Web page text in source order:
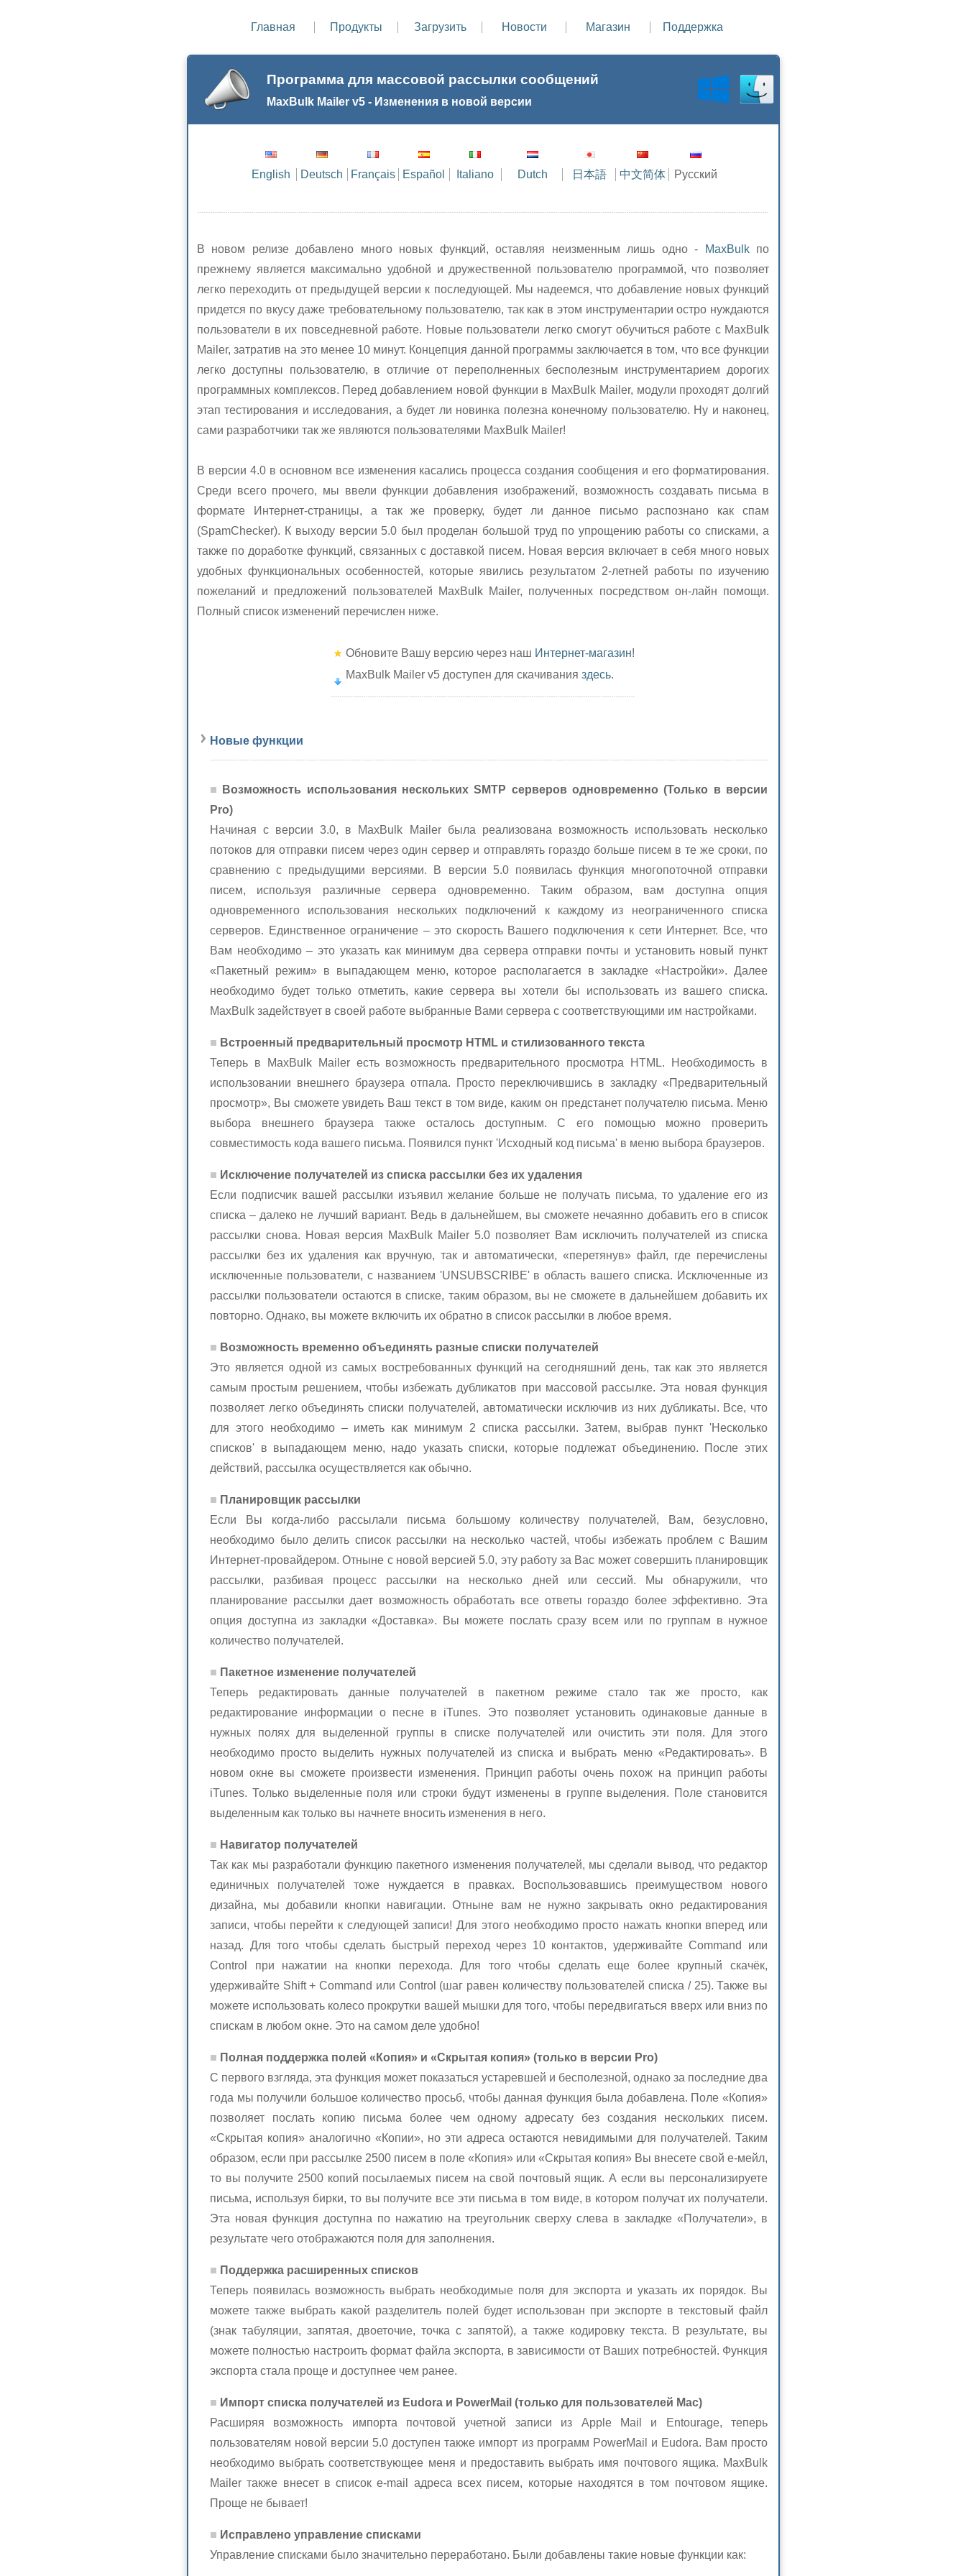
Главная Продукты Загрузить Новости Магазин Поддержка
Программа для массовой рассылки сообщений
MaxBulk Mailer v5 - Изменения в новой версии
English Deutsch Français Español Italiano Dutch 日本語 中文简体 Русский
В новом релизе добавлено много новых функций, оставляя неизменным лишь одно - MaxBulkпо
прежнему является максимально удобной и дружественной пользователю программой, что позволяет
легко переходить от предыдущей версии к последующей. Мы надеемся, что добавление новых функций
придется по вкусу даже требовательному пользователю, так как в этом инструментарии остро нуждаются
пользователи в их повседневной работе. Новые пользователи легко смогут обучиться работе с MaxBulk
Mailer, затратив на это менее 10 минут. Концепция данной программы заключается в том, что все функции
легко доступны пользователю, в отличие от переполненных бесполезным инструментарием дорогих
программных комплексов. Перед добавлением новой функции в MaxBulk Mailer, модули проходят долгий
этап тестирования и исследования, а будет ли новинка полезна конечному пользователю. Ну и наконец,
сами разработчики так же являются пользователями MaxBulk Mailer!
В версии 4.0 в основном все изменения касались процесса создания сообщения и его форматирования.
Среди всего прочего, мы ввели функции добавления изображений, возможность создавать письма в
формате Интернет-страницы, а так же проверку, будет ли данное письмо распознано как спам
(SpamChecker). К выходу версии 5.0 был проделан большой труд по упрощению работы со списками, а
также по доработке функций, связанных с доставкой писем. Новая версия включает в себя много новых
удобных функциональных особенностей, которые явились результатом 2-летней работы по изучению
пожеланий и предложений пользователей MaxBulk Mailer, полученных посредством он-лайн помощи.
Полный список изменений перечислен ниже.
Обновите Вашу версию через наш Интернет-магазин!
MaxBulk Mailer v5 доступен для скачивания здесь.
Новые функции
Возможность использования нескольких SMTP серверов одновременно (Только в версии
Pro)
Начиная с версии 3.0, в MaxBulk Mailer была реализована возможность использовать несколько
потоков для отправки писем через один сервер и отправлять гораздо больше писем в те же сроки, по
сравнению с предыдущими версиями. В версии 5.0 появилась функция многопоточной отправки
писем, используя различные сервера одновременно. Таким образом, вам доступна опция
одновременного использования нескольких подключений к каждому из неограниченного списка
серверов. Единственное ограничение – это скорость Вашего подключения к сети Интернет. Все, что
Вам необходимо – это указать как минимум два сервера отправки почты и установить новый пункт
«Пакетный режим» в выпадающем меню, которое располагается в закладке «Настройки». Далее
необходимо будет только отметить, какие сервера вы хотели бы использовать из вашего списка.
MaxBulk задействует в своей работе выбранные Вами сервера с соответствующими им настройками.
Встроенный предварительный просмотр HTML и стилизованного текста
Теперь в MaxBulk Mailer есть возможность предварительного просмотра HTML. Необходимость в
использовании внешнего браузера отпала. Просто переключившись в закладку «Предварительный
просмотр», Вы сможете увидеть Ваш текст в том виде, каким он предстанет получателю письма. Меню
выбора внешнего браузера также осталось доступным. С его помощью можно проверить
совместимость кода вашего письма. Появился пункт 'Исходный код письма' в меню выбора браузеров.
Исключение получателей из списка рассылки без их удаления
Если подписчик вашей рассылки изъявил желание больше не получать письма, то удаление его из
списка – далеко не лучший вариант. Ведь в дальнейшем, вы сможете нечаянно добавить его в список
рассылки снова. Новая версия MaxBulk Mailer 5.0 позволяет Вам исключить получателей из списка
рассылки без их удаления как вручную, так и автоматически, «перетянув» файл, где перечислены
исключенные пользователи, с названием 'UNSUBSCRIBE' в область вашего списка. Исключенные из
рассылки пользователи остаются в списке, таким образом, вы не сможете в дальнейшем добавить их
повторно. Однако, вы можете включить их обратно в список рассылки в любое время.
Возможность временно объединять разные списки получателей
Это является одной из самых востребованных функций на сегодняшний день, так как это является
самым простым решением, чтобы избежать дубликатов при массовой рассылке. Эта новая функция
позволяет легко объединять списки получателей, автоматически исключив из них дубликаты. Все, что
для этого необходимо – иметь как минимум 2 списка рассылки. Затем, выбрав пункт 'Несколько
списков' в выпадающем меню, надо указать списки, которые подлежат объединению. После этих
действий, рассылка осуществляется как обычно.
Планировщик рассылки
Если Вы когда-либо рассылали письма большому количеству получателей, Вам, безусловно,
необходимо было делить список рассылки на несколько частей, чтобы избежать проблем с Вашим
Интернет-провайдером. Отныне с новой версией 5.0, эту работу за Вас может совершить планировщик
рассылки, разбивая процесс рассылки на несколько дней или сессий. Мы обнаружили, что
планирование рассылки дает возможность обработать все ответы гораздо более эффективно. Эта
опция доступна из закладки «Доставка». Вы можете послать сразу всем или по группам в нужное
количество получателей.
Пакетное изменение получателей
Теперь редактировать данные получателей в пакетном режиме стало так же просто, как
редактирование информации о песне в iTunes. Это позволяет установить одинаковые данные в
нужных полях для выделенной группы в списке получателей или очистить эти поля. Для этого
необходимо просто выделить нужных получателей из списка и выбрать меню «Редактировать». В
новом окне вы сможете произвести изменения. Принцип работы очень похож на принцип работы
iTunes. Только выделенные поля или строки будут изменены в группе выделения. Поле становится
выделенным как только вы начнете вносить изменения в него.
Навигатор получателей
Так как мы разработали функцию пакетного изменения получателей, мы сделали вывод, что редактор
единичных получателей тоже нуждается в правках. Воспользовавшись преимуществом нового
дизайна, мы добавили кнопки навигации. Отныне вам не нужно закрывать окно редактирования
записи, чтобы перейти к следующей записи! Для этого необходимо просто нажать кнопки вперед или
назад. Для того чтобы сделать быстрый переход через 10 контактов, удерживайте Command или
Control при нажатии на кнопки перехода. Для того чтобы сделать еще более крупный скачёк,
удерживайте Shift + Command или Control (шаг равен количеству пользователей списка / 25). Также вы
можете использовать колесо прокрутки вашей мышки для того, чтобы передвигаться вверх или вниз по
спискам в любом окне. Это на самом деле удобно!
Полная поддержка полей «Копия» и «Скрытая копия» (только в версии Pro)
С первого взгляда, эта функция может показаться устаревшей и бесполезной, однако за последние два
года мы получили большое количество просьб, чтобы данная функция была добавлена. Поле «Копия»
позволяет послать копию письма более чем одному адресату без создания нескольких писем.
«Скрытая копия» аналогично «Копии», но эти адреса остаются невидимыми для получателей. Таким
образом, если при рассылке 2500 писем в поле «Копия» или «Скрытая копия» Вы внесете свой е-мейл,
то вы получите 2500 копий посылаемых писем на свой почтовый ящик. А если вы персонализируете
письма, используя бирки, то вы получите все эти письма в том виде, в котором получат их получатели.
Эта новая функция доступна по нажатию на треугольник сверху слева в закладке «Получатели», в
результате чего отображаются поля для заполнения.
Поддержка расширенных списков
Теперь появилась возможность выбрать необходимые поля для экспорта и указать их порядок. Вы
можете также выбрать какой разделитель полей будет использован при экспорте в текстовый файл
(знак табуляции, запятая, двоеточие, точка с запятой), а также кодировку текста. В результате, вы
можете полностью настроить формат файла экспорта, в зависимости от Ваших потребностей. Функция
экспорта стала проще и доступнее чем ранее.
Импорт списка получателей из Eudora и PowerMail (только для пользователей Mac)
Расширяя возможность импорта почтовой учетной записи из Apple Mail и Entourage, теперь
пользователям новой версии 5.0 доступен также импорт из программ PowerMail и Eudora. Вам просто
необходимо выбрать соответствующее меня и предоставить выбрать имя почтового ящика. MaxBulk
Mailer также внесет в список e-mail адреса всех писем, которые находятся в том почтовом ящике.
Проще не бывает!
Исправлено управление списками
Управление списками было значительно переработано. Были добавлены такие новые функции как: